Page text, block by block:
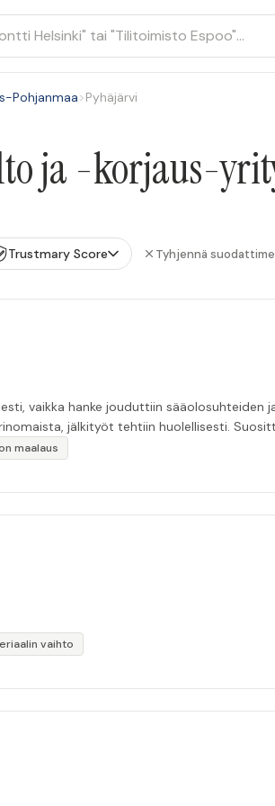
Pohjanmaa>Pyhäjärvi
ja -korjaus-
Trustmary Score Tyhjennä
vaikka hanke jouduttiin
jälkityöt tehtiin huolellisesti.
maalaus
vaihto